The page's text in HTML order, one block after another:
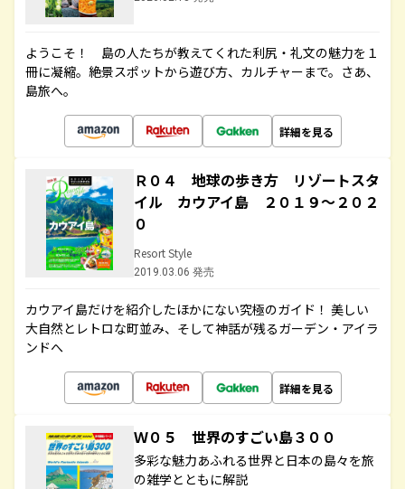
ようこそ！ 島の人たちが教えてくれた利尻・礼文の魅力を１
冊に凝縮。絶景スポットから遊び方、カルチャーまで。さあ、
島旅へ。
詳細を見る
Ｒ０４ 地球の歩き方 リゾートスタ
イル カウアイ島 ２０１９～２０２
０
Resort Style
2019.03.06 発売
カウアイ島だけを紹介したほかにない究極のガイド！ 美しい
大自然とレトロな町並み、そして神話が残るガーデン・アイラ
ンドへ
詳細を見る
Ｗ０５ 世界のすごい島３００
多彩な魅力あふれる世界と日本の島々を旅
の雑学とともに解説